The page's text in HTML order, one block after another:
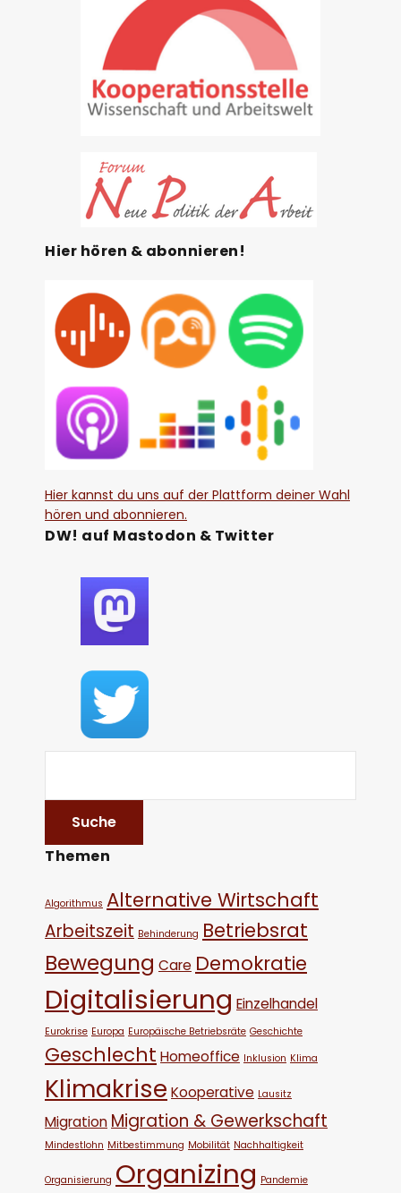
Hier hören & abonnieren!
Hier kannst du uns auf der Plattform deiner Wahl
hören und abonnieren.
DW! auf Mastodon & Twitter
Themen
Algorithmus Alternative Wirtschaft
Arbeitszeit Behinderung Betriebsrat
Bewegung Care Demokratie
Digitalisierung Einzelhandel
Eurokrise Europa Europäische Betriebsräte Geschichte
Geschlecht Homeoffice Inklusion Klima
Klimakrise Kooperative Lausitz
Migration Migration & Gewerkschaft
Mindestlohn Mitbestimmung Mobilität Nachhaltigkeit
Organisierung Organizing Pandemie